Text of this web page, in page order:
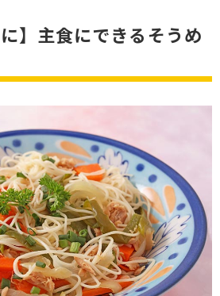
】主食にできるそうめ